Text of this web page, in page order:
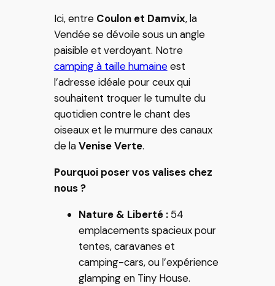
Ici, entre Coulon et Damvix, la
Vendée se dévoile sous un angle
paisible et verdoyant. Notre
camping à taille humaineest
l’adresse idéale pour ceux qui
souhaitent troquer le tumulte du
quotidien contre le chant des
oiseaux et le murmure des canaux
de laVenise Verte.
Pourquoi poser vos valises chez
nous ?
Nature & Liberté :54
emplacements spacieux pour
tentes, caravanes et
camping-cars, ou l’expérience
glamping en Tiny House.